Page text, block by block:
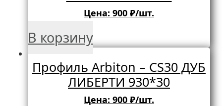
Цена: 900 ₽/шт.
В корзину
Профиль Arbiton – CS30 ДУБ
ЛИБЕРТИ 930*30
Цена: 900 ₽/шт.